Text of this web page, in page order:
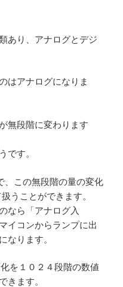
あり、アナログとデジ
はアナログになりま
無段階に変わります
です。
、この無段階の量の変化
うことができます。
なら「アナログ入
イコンからランプに出
なります。
を１０２４段階の数値
きます。